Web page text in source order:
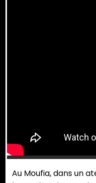
Au Moufia, dans un